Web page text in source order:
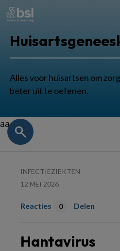
Alles voor huisartsen om
beter uit te oefenen.
aa
INFECTIEZIEKTEN
12 MEI 2026
Reacties 0 Delen
Hantavirus